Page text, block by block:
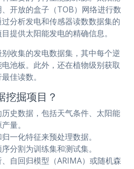
开放的盒子（TOB）网络进行数
分析发电和传感器读数数据集的
提供太阳能发电的精确信息。
收集的发电数据集，其中每个逆
池板。此外，还在植物级别获取
佳读数。
挖掘项目？
史数据，包括天气条件、太阳能
量。
一化特征来预处理数据。
分割为训练集和测试集。
自回归模型（ARIMA）或随机森